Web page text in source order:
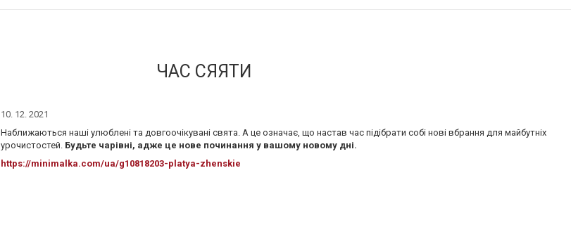
ЧАС СЯЯТИ
10. 12. 2021
Наближаються наші улюблені та довгоочікувані свята. А це означає, що настав час підібрати собі нові вбрання для майбутніх
урочистостей. Будьте чарівні, адже це нове починання у вашому новому дні.
https://minimalka.com/ua/g10818203-platya-zhenskie